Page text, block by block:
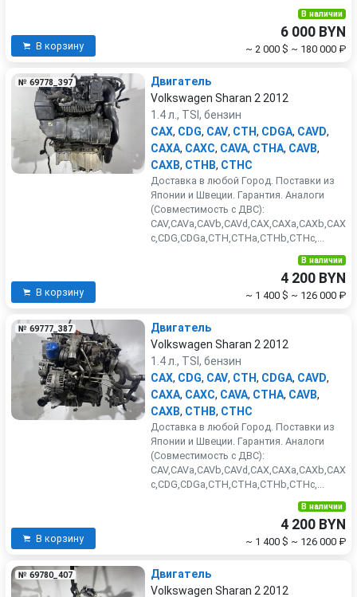
В корзину
В наличии
6 000 BYN
~ 2 000 $ ~ 180 000 ₽
№ 69778_397
Двигатель
Volkswagen Sharan 2 2012
1.4 л., TSI, бензин
CAX, CDG, CAV, CTH, CDGA, CAVD,
CAXA, CAXC, CAVA, CTHA, CAVB,
CAXB, CTHB, CTHC
Доставка в любой Город. Поставки из
Японии и Швеции. Гарантия. Аналоги
(Совместимость с ДВС):
CAV,CAVa,CAVb,CAVd,CAX,CAXa,CAXb,CAX
c,CDG,CDGa,CTH,CTHa,CTHb,CTHc,...
В корзину
В наличии
4 200 BYN
~ 1 400 $ ~ 126 000 ₽
№ 69777_387
Двигатель
Volkswagen Sharan 2 2012
1.4 л., TSI, бензин
CAX, CDG, CAV, CTH, CDGA, CAVD,
CAXA, CAXC, CAVA, CTHA, CAVB,
CAXB, CTHB, CTHC
Доставка в любой Город. Поставки из
Японии и Швеции. Гарантия. Аналоги
(Совместимость с ДВС):
CAV,CAVa,CAVb,CAVd,CAX,CAXa,CAXb,CAX
c,CDG,CDGa,CTH,CTHa,CTHb,CTHc,...
В корзину
В наличии
4 200 BYN
~ 1 400 $ ~ 126 000 ₽
№ 69780_407
Двигатель
Volkswagen Sharan 2 2012